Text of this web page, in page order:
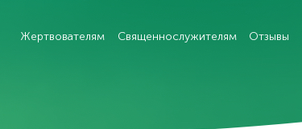
Жертвователям Священнослужителям Отзывы